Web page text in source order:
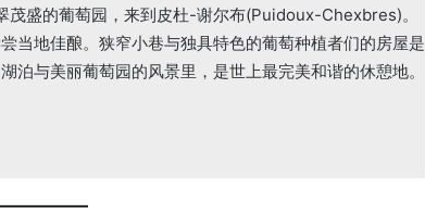
盛的葡萄园，来到皮杜-谢尔布(Puidoux-Chexbres)。
当地佳酿。狭窄小巷与独具特色的葡萄种植者们的房屋是
泊与美丽葡萄园的风景里，是世上最完美和谐的休憩地。